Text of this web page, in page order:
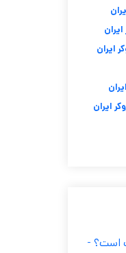
است؟ -